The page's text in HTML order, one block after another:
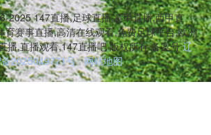
2025 147直播,足球直播,意甲直播,西甲直
育赛事直播,高清在线观看,免费足球平台,欧洲
播,直播观看,147直播吧 版权所有 备案号:辽
2025049771号 网站地图